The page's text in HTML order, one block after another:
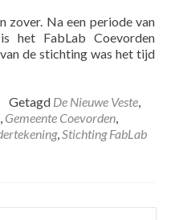
zover. Na een periode van
het FabLab Coevorden
de stichting was het tijd
Getagd De Nieuwe Veste,
, Gemeente Coevorden,
,Stichting FabLab